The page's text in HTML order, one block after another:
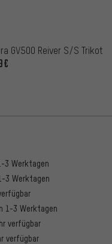
GV500 Reiver S/S Trikot
3 Werktagen
3 Werktagen
1-3 Werktagen
verfügbar
verfügbar